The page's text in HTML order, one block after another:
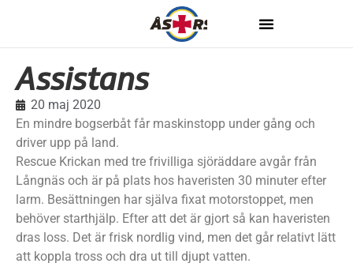
Assistans
20 maj 2020
En mindre bogserbåt får maskinstopp under gång och
driver upp på land.
Rescue Krickan med tre frivilliga sjöräddare avgår från
Långnäs och är på plats hos haveristen 30 minuter efter
larm. Besättningen har själva fixat motorstoppet, men
behöver starthjälp. Efter att det är gjort så kan haveristen
dras loss. Det är frisk nordlig vind, men det går relativt lätt
att koppla tross och dra ut till djupt vatten.